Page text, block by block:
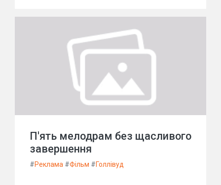
П'ять мелодрам без щасливого
завершення
#Реклама #Фільм #Голлівуд